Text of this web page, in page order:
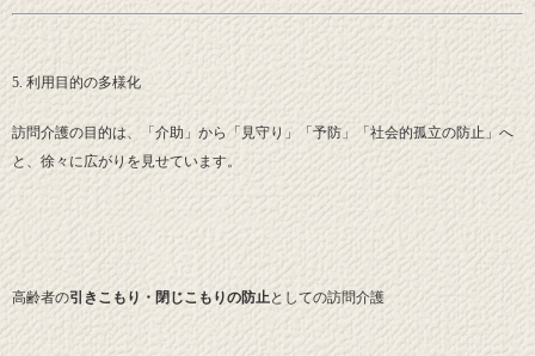
5. 利用目的の多様化
訪問介護の目的は、「介助」から「見守り」「予防」「社会的孤立の防止」へ
と、徐々に広がりを見せています。
高齢者の引きこもり・閉じこもりの防止 としての訪問介護